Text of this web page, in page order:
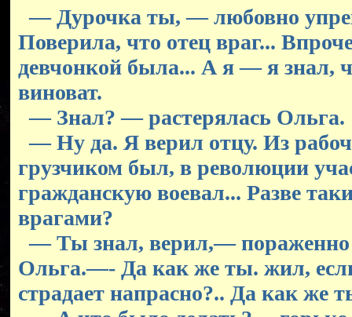
— Дурочка ты, — любовно
Поверила, что отец враг...
девчонкой была... А я — я знал,
виноват.
— Знал? — растерялась Ольга.
— Ну да. Я верил отцу. Из
грузчиком был, в революции
гражданскую воевал... Разве
врагами?
— Ты знал, верил,—
Ольга.—- Да как же ты. жил,
страдает напрасно?.. Да как же